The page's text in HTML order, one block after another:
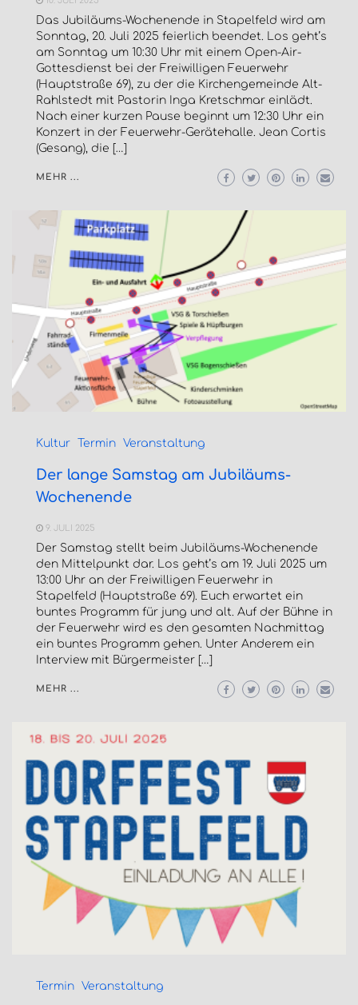
Das Jubiläums-Wochenende in Stapelfeld wird am
Sonntag, 20. Juli 2025 feierlich beendet. Los geht’s
am Sonntag um 10:30 Uhr mit einem Open-Air-
Gottesdienst bei der Freiwilligen Feuerwehr
(Hauptstraße 69), zu der die Kirchengemeinde Alt-
Rahlstedt mit Pastorin Inga Kretschmar einlädt.
Nach einer kurzen Pause beginnt um 12:30 Uhr ein
Konzert in der Feuerwehr-Gerätehalle. Jean Cortis
(Gesang), die […]
MEHR ...
Kultur Termin Veranstaltung
Der lange Samstag am Jubiläums-
Wochenende
9. JULI 2025
Der Samstag stellt beim Jubiläums-Wochenende
den Mittelpunkt dar. Los geht’s am 19. Juli 2025 um
13:00 Uhr an der Freiwilligen Feuerwehr in
Stapelfeld (Hauptstraße 69). Euch erwartet ein
buntes Programm für jung und alt. Auf der Bühne in
der Feuerwehr wird es den gesamten Nachmittag
ein buntes Programm gehen. Unter Anderem ein
Interview mit Bürgermeister […]
MEHR ...
Termin Veranstaltung